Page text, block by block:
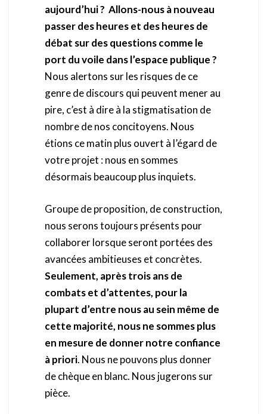
aujourd’hui ? Allons-nous à nouveau
passer des heures et des heures de
débat sur des questions comme le
port du voile dans l’espace publique ?
Nous alertons sur les risques de ce
genre de discours qui peuvent mener au
pire, c’est à dire à la stigmatisation de
nombre de nos concitoyens. Nous
étions ce matin plus ouvert à l’égard de
votre projet : nous en sommes
désormais beaucoup plus inquiets.
Groupe de proposition, de construction,
nous serons toujours présents pour
collaborer lorsque seront portées des
avancées ambitieuses et concrètes.
Seulement, après trois ans de
combats et d’attentes, pour la
plupart d’entre nous au sein même de
cette majorité, nous ne sommes plus
en mesure de donner notre confiance
à priori. Nous ne pouvons plus donner
de chèque en blanc. Nous jugerons sur
pièce.